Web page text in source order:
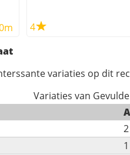
4
variaties op dit
Variaties van
2
1